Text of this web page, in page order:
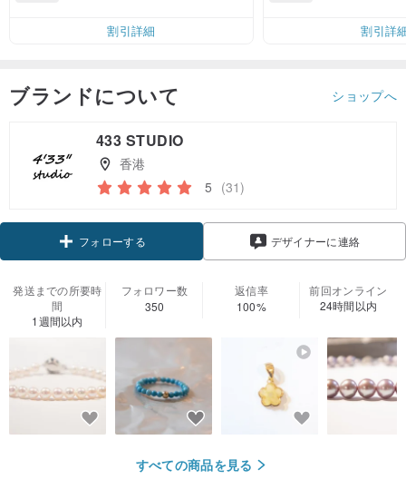
割引詳細
割引詳
ブランドについて ショップへ
433 STUDIO
香港
5 (31)
フォローする
デザイナーに連絡
発送までの所要時
間
1週間以内
フォロワー数
350
返信率
100%
前回オンライン
24時間以内
すべての商品を見る